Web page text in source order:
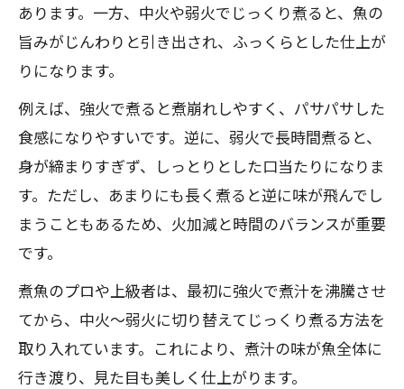
あります。一方、中火や弱火でじっくり煮ると、魚の
旨みがじんわりと引き出され、ふっくらとした仕上が
りになります。
例えば、強火で煮ると煮崩れしやすく、パサパサした
食感になりやすいです。逆に、弱火で長時間煮ると、
身が締まりすぎず、しっとりとした口当たりになりま
す。ただし、あまりにも長く煮ると逆に味が飛んでし
まうこともあるため、火加減と時間のバランスが重要
です。
煮魚のプロや上級者は、最初に強火で煮汁を沸騰させ
てから、中火〜弱火に切り替えてじっくり煮る方法を
取り入れています。これにより、煮汁の味が魚全体に
行き渡り、見た目も美しく仕上がります。